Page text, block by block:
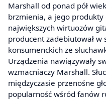
Marshall od ponad pół
brzmienia, a jego produkty
największych wirtuozów
producent zadebiutował
konsumenckich ze
Urządzenia nawiązywały
wzmacniaczy Marshall.
międzyczasie przenośne
popularność wśród fanów